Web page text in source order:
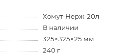
Хомут-Нерж-20л
В наличии
325×325×25 мм
240 г